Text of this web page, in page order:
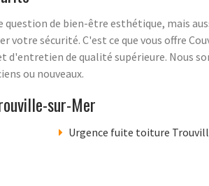
de bien-être esthétique, mais
votre sécurité. C'est ce que vous offre
d'entretien de qualité supérieure. Nous
ou nouveaux.
sur-Mer
Urgence fuite toiture